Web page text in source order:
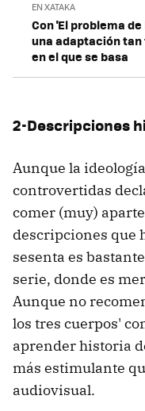
EN XATAKA
Con 'El problema
una adaptación
en el que se basa
2-Descripciones
Aunque la
controvertidas
comer (muy)
descripciones que
sesenta es
serie, donde es
Aunque no
los tres cuerpos'
aprender historia
más estimulante
audiovisual.